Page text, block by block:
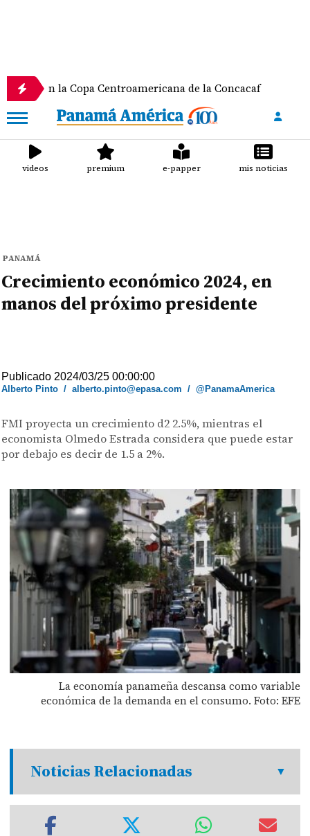
Copa Centroamericana de la Concacaf
videos premium e-papper mis noticias
PANAMÁ
Crecimiento económico 2024, en
manos del próximo presidente
Publicado 2024/03/25 00:00:00
Alberto Pinto /alberto.pinto@epasa.com /@PanamaAmerica
FMI proyecta un crecimiento d2 2.5%, mientras el
economista Olmedo Estrada considera que puede estar
por debajo es decir de 1.5 a 2%.
La economía panameña descansa como variable
económica de la demanda en el consumo. Foto: EFE
Noticias Relacionadas